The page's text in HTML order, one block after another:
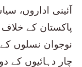
آئینی اداروں،
پاکستان کے خلاف
نوجوان نسلوں
چار دہائیوں کے